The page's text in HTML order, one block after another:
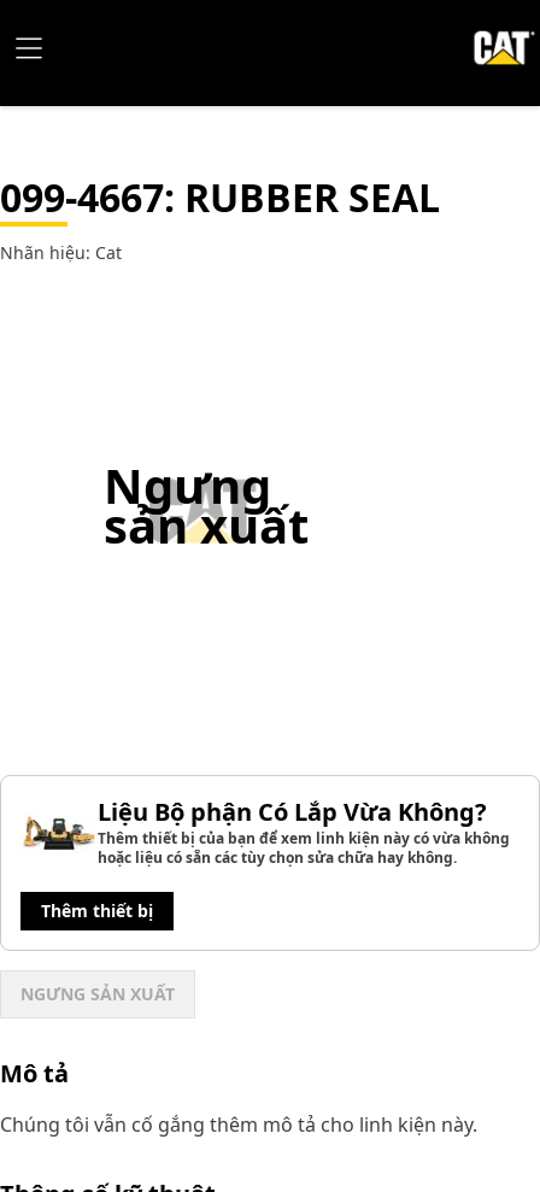
099-4667: RUBBER SEAL
Nhãn hiệu: Cat
Ngưng
sản xuất
Liệu Bộ phận Có Lắp Vừa Không?
Thêm thiết bị của bạn để xem linh kiện này có vừa không
hoặc liệu có sẵn các tùy chọn sửa chữa hay không.
Thêm thiết bị
NGƯNG SẢN XUẤT
Mô tả
Chúng tôi vẫn cố gắng thêm mô tả cho linh kiện này.